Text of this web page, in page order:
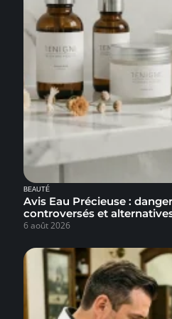
BEAUTÉ
Avis Eau Précieuse :
controversés et
6 août 2026